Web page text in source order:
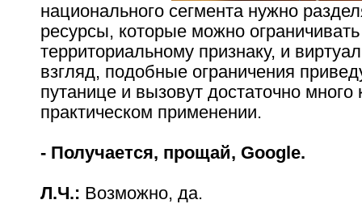
национального сегмента нужно
ресурсы, которые можно
территориальному признаку, и
взгляд, подобные ограничения
путанице и вызовут достаточно много
практическом применении.
- Получается, прощай, Google.
Л.Ч.: Возможно, да.